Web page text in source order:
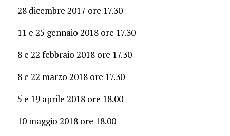
28 dicembre 2017 ore 17.30
11 e 25 gennaio 2018 ore 17.30
8 e 22 febbraio 2018 ore 17.30
8 e 22 marzo 2018 ore 17.30
5 e 19 aprile 2018 ore 18.00
10 maggio 2018 ore 18.00